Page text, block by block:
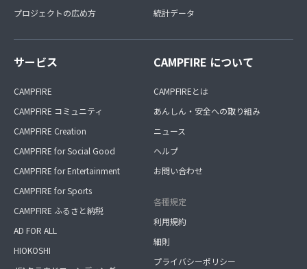
プロジェクトの広め方
統計データ
サービス
CAMPFIRE
CAMPFIRE コミュニティ
CAMPFIRE Creation
CAMPFIRE for Social Good
CAMPFIRE for Entertainment
CAMPFIRE for Sports
CAMPFIRE ふるさと納税
AD FOR ALL
HIOKOSHI
CAMPFIRE について
CAMPFIREとは
あんしん・安全への取り組み
ニュース
ヘルプ
お問い合わせ
各種規定
利用規約
細則
プライバシーポリシー